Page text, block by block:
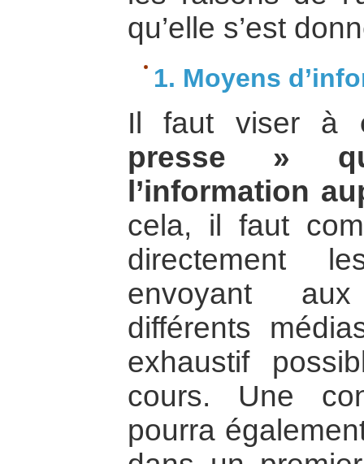
qu’elle s’est
1. Moyens
Il faut viser à
presse »
l’information
cela, il faut
directement
envoyant
différents
exhaustif
cours. Une
pourra